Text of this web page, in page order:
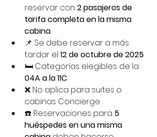
reservar con 2 pasajeros de
tarifa completa en la misma
cabina.
📌 Se debe reservar a más
tardar el 12 de octubre de 2025.
🛏️ Categorías elegibles: de la
04A a la 11C.
❌ No aplica para suites o
cabinas Concierge.
☎️ Reservaciones para 5
huéspedes en una misma